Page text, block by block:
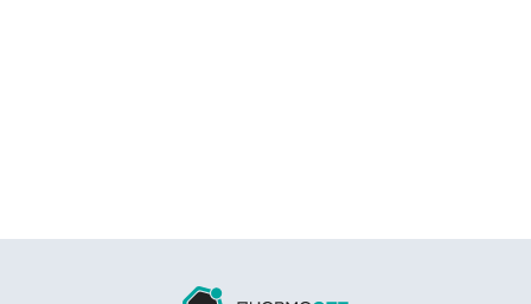
Инструкция для монтажа и демонтажа
Убедитесь, что шланг надет на соединительный